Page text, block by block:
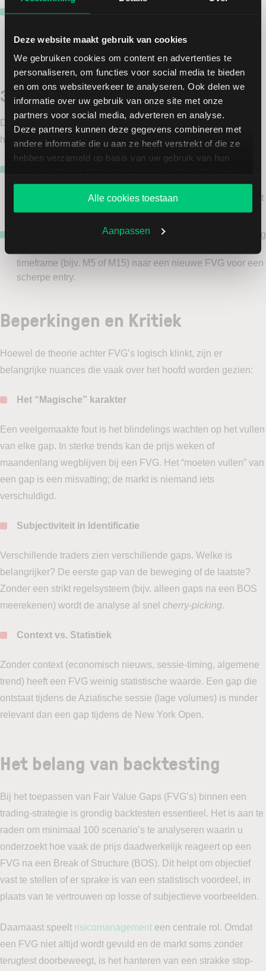
Deze website maakt gebruik van cookies
We gebruiken cookies om content en advertenties te
personaliseren, om functies voor social media te bieden
en om ons websiteverkeer te analyseren. Ook delen we
informatie over uw gebruik van onze site met onze
partners voor social media, adverteren en analyse.
Deze partners kunnen deze gegevens combineren met
andere informatie die u aan ze heeft verstrekt of die ze
hebben verzameld op basis van uw gebruik van hun
website blijft gebruiken.
Alle cookies toestaan
Aanpassen
Liquidity Pools:Traders kijken of de FVG zich bevindt bij
highs). De prijs vult de gap vaak net voordat het de
liquiditeit pakt.
3. Higher Timeframe (HTF) Bias
De betrouwbaarheid van een FVG neemt exponentieel toe op
hogere timeframes (H1, H4, Daily).
door kortstondigevolatiliteit. Een FVG op de Daily of 4h
grafiek vertegenwoordigt een verschuiving in het sentiment
van institutionele partijen.
Top-down methode:Gebruik een HTF FVG om de richting
timeframe (bijv. M5 of M15) naar een nieuwe FVG voor een
scherpe entry.
Beperkingen en Kritiek
Hoewel de theorie achter FVG’s logisch klinkt, zijn er
belangrijke nuances die vaak over het hoofd worden gezien:
Het “Magische” karakter
Een veelgemaakte fout is het blindelings wachten op het vullen
van elke gap. In sterke trends kan de prijs weken of
maandenlang wegblijven bij een FVG. Het “moeten vullen” van
een gap is een misvatting; de markt is niemand iets
verschuldigd.
Subjectiviteit in Identificatie
Verschillende traders zien verschillende gaps. Welke is
belangrijker? De eerste gap van de beweging of de laatste?
Zonder een strikt regelsysteem (bijv. alleen gaps na een BOS
meerekenen) wordt de analyse al snel cherry-picking.
Context vs. Statistiek
Zonder context (economisch nieuws, sessie-timing, algemene
trend) heeft een FVG weinig statistische waarde. Een gap die
ontstaat tijdens de Aziatische sessie (lage volumes) is minder
relevant dan een gap tijdens de New York Open.
Het belang van backtesting
Bij het toepassen van Fair Value Gaps (FVG’s) binnen een
trading-strategie is grondig backtesten essentieel. Het is aan te
raden om minimaal 100 scenario’s te analyseren waarin u
onderzoekt hoe vaak de prijs daadwerkelijk reageert op een
FVG na een Break of Structure (BOS). Dit helpt om objectief
vast te stellen of er sprake is van een statistisch voordeel, in
plaats van te vertrouwen op losse of subjectieve voorbeelden.
Daarnaast speelt risicomanagement een centrale rol. Omdat
een FVG niet altijd wordt gevuld en de markt soms zonder
terugtest doorbeweegt, is het hanteren van een strakke stop-